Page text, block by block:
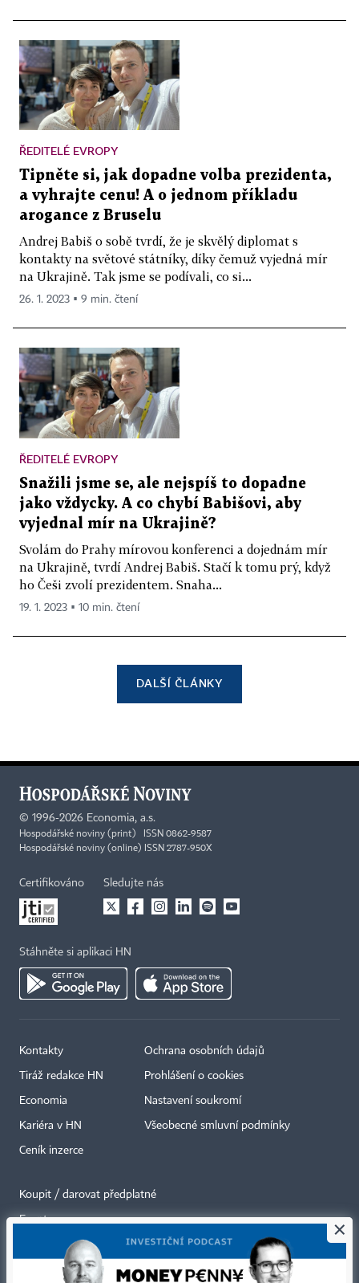
ŘEDITELÉ EVROPY
Tipněte si, jak dopadne volba prezidenta,
a vyhrajte cenu! A o jednom příkladu
arogance z Bruselu
Andrej Babiš o sobě tvrdí, že je skvělý diplomat s
kontakty na světové státníky, díky čemuž vyjedná mír
na Ukrajině. Tak jsme se podívali, co si...
26. 1. 2023 ▪ 9 min. čtení
ŘEDITELÉ EVROPY
Snažili jsme se, ale nejspíš to dopadne
jako vždycky. A co chybí Babišovi, aby
vyjednal mír na Ukrajině?
Svolám do Prahy mírovou konferenci a dojednám mír
na Ukrajině, tvrdí Andrej Babiš. Stačí k tomu prý, když
ho Češi zvolí prezidentem. Snaha...
19. 1. 2023 ▪ 10 min. čtení
DALŠÍ ČLÁNKY
© 1996-2026 Economia, a.s.
Hospodářské noviny (print) ISSN 0862-9587
Hospodářské noviny (online) ISSN 2787-950X
Certifikováno Sledujte nás
Stáhněte si aplikaci HN
Kontakty
Tiráž redakce HN
Economia
Kariéra v HN
Ceník inzerce
Ochrana osobních údajů
Prohlášení o cookies
Nastavení soukromí
Všeobecné smluvní podmínky
Koupit / darovat předplatné
Eventy
Newslettery
RSS kanály
×